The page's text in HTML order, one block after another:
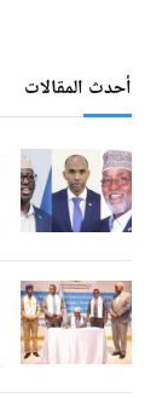
أحدث المقالات